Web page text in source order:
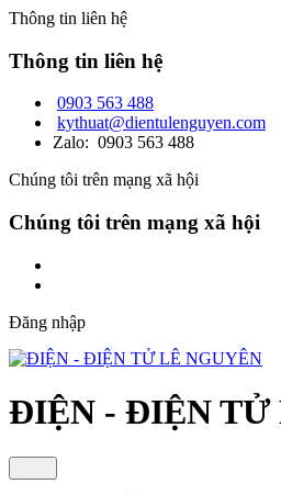
Thông tin liên hệ
Thông tin liên hệ
0903 563 488
kythuat@dientulenguyen.com
Zalo: 0903 563 488
Chúng tôi trên mạng xã hội
Chúng tôi trên mạng xã hội
Đăng nhập
ĐIỆN - ĐIỆN TỬ